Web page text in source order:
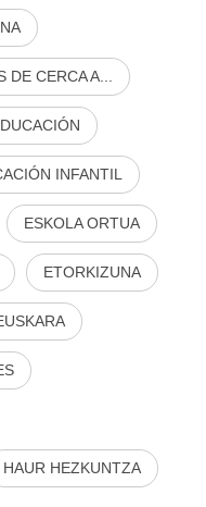
DE CERCA A...
INFANTIL
ESKOLA ORTUA
ETORKIZUNA
HAUR HEZKUNTZA